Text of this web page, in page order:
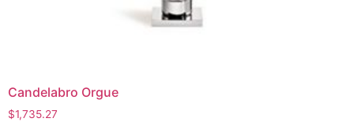
Candelabro Orgue
$1,735.27